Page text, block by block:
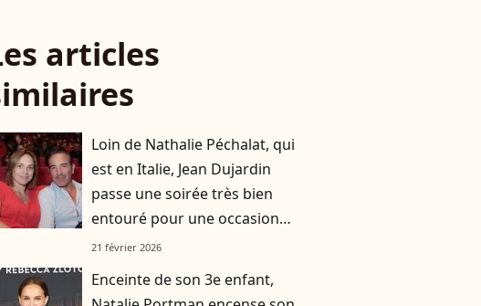
articles
Loin de Nathalie Péchalat, qui
est en Italie, Jean Dujardin
passe une soirée très bien
entouré pour une occasion
spéciale
21 février 2026
Enceinte de son 3e enfant,